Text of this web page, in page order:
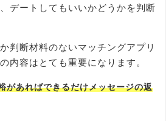
デートしてもいいかどうかを判断
判断材料のないマッチングアプリ
内容はとても重要になります。
があればできるだけメッセージの返